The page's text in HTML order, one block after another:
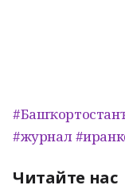
#журнал
Читайте нас